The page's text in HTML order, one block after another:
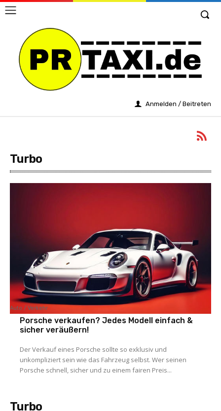
Anmelden / Beitreten
Turbo
Auto / Verkehr
Porsche verkaufen? Jedes Modell einfach &
sicher veräußern!
Der Verkauf eines Porsche sollte so exklusiv und
unkompliziert sein wie das Fahrzeug selbst. Wer seinen
Porsche schnell, sicher und zu einem fairen Preis...
Turbo